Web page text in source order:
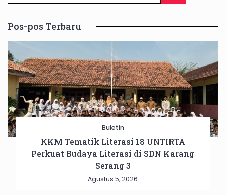
Pos-pos Terbaru
Buletin
KKM Tematik Literasi 18 UNTIRTA
Perkuat Budaya Literasi di SDN Karang
Serang 3
Agustus 5, 2026